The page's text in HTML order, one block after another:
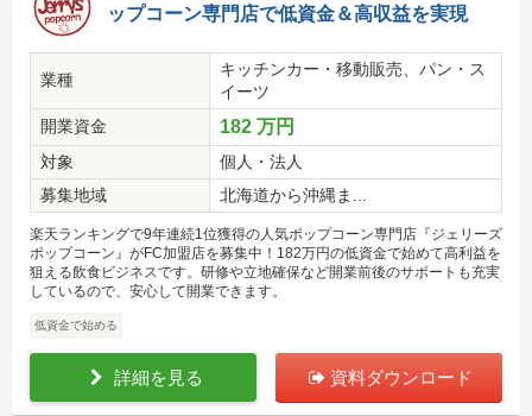
ップコーン専門店で低資金＆高収益を実現
業種
キッチンカー・移動販売、パン・ス
イーツ
開業資金
182 万円
対象
個人・法人
募集地域
北海道から沖縄ま...
楽天ランキングで9年連続1位獲得の人気ポップコーン専門店『ジェリーズ
ポップコーン』がFC加盟店を募集中！182万円の低資金で始めて高利益を
狙える飲食ビジネスです。研修や立地確保など開業前後のサポートも充実
しているので、安心して開業できます。
低資金で始める
詳細を見る 資料ダウンロード